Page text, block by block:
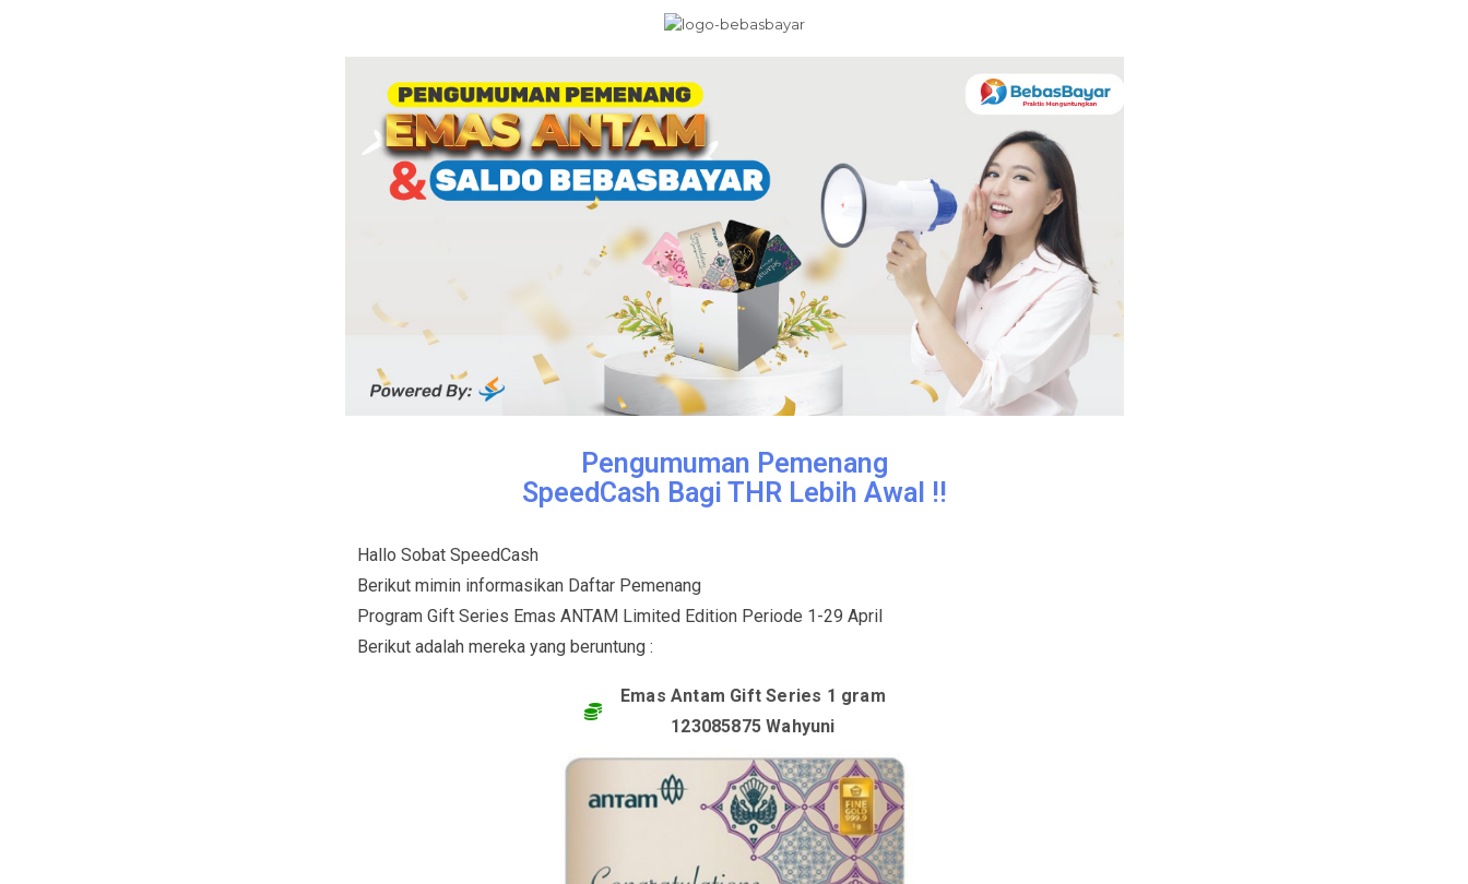
Pengumuman Pemenang
SpeedCash Bagi THR Lebih Awal !!
Hallo Sobat SpeedCash
Berikut mimin informasikan Daftar Pemenang
Program Gift Series Emas ANTAM Limited Edition Periode 1-29 April
Berikut adalah mereka yang beruntung :
Emas Antam Gift Series 1 gram
123085875 Wahyuni